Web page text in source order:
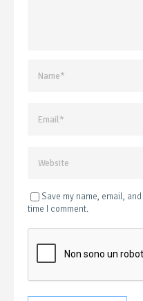
Save my name, email,
time I comment.